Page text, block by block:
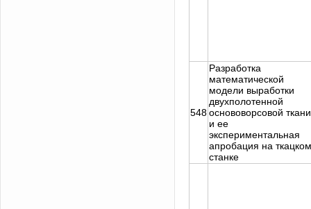
548
Разработка
математической
модели выработки
двухполотенной
основоворсовой ткани
и ее
экспериментальная
апробация на ткацком
станке